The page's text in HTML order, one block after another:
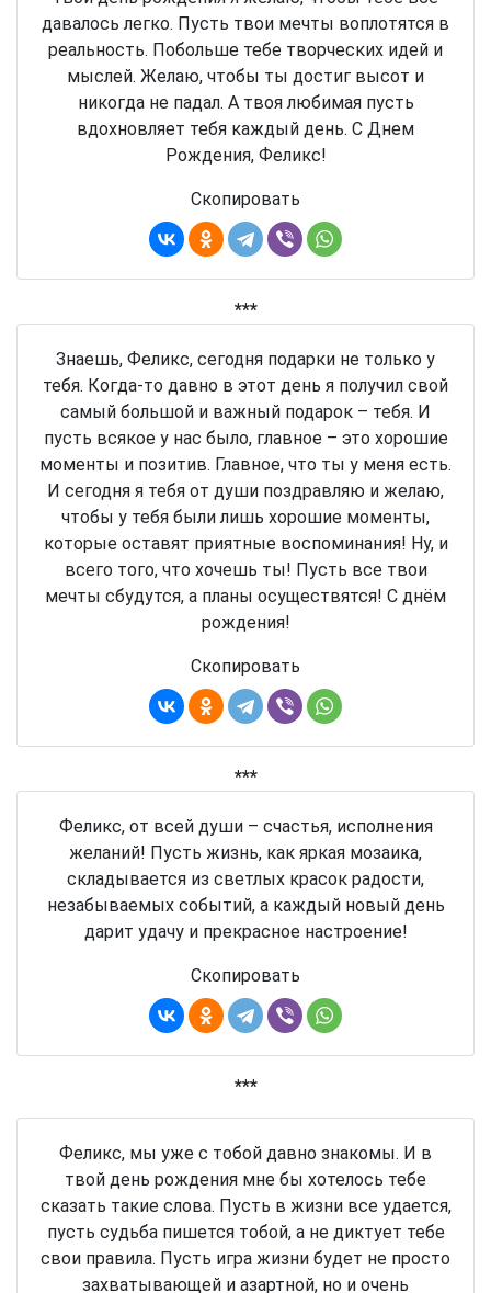
давалось легко. Пусть твои мечты воплотятся в
реальность. Побольше тебе творческих идей и
мыслей. Желаю, чтобы ты достиг высот и
никогда не падал. А твоя любимая пусть
вдохновляет тебя каждый день. С Днем
Рождения, Феликс!
Скопировать
***
Знаешь, Феликс, сегодня подарки не только у
тебя. Когда-то давно в этот день я получил свой
самый большой и важный подарок – тебя. И
пусть всякое у нас было, главное – это хорошие
моменты и позитив. Главное, что ты у меня есть.
И сегодня я тебя от души поздравляю и желаю,
чтобы у тебя были лишь хорошие моменты,
которые оставят приятные воспоминания! Ну, и
всего того, что хочешь ты! Пусть все твои
мечты сбудутся, а планы осуществятся! С днём
рождения!
Скопировать
***
Феликс, от всей души – счастья, исполнения
желаний! Пусть жизнь, как яркая мозаика,
складывается из светлых красок радости,
незабываемых событий, а каждый новый день
дарит удачу и прекрасное настроение!
Скопировать
***
Феликс, мы уже с тобой давно знакомы. И в
твой день рождения мне бы хотелось тебе
сказать такие слова. Пусть в жизни все удается,
пусть судьба пишется тобой, а не диктует тебе
свои правила. Пусть игра жизни будет не просто
захватывающей и азартной, но и очень